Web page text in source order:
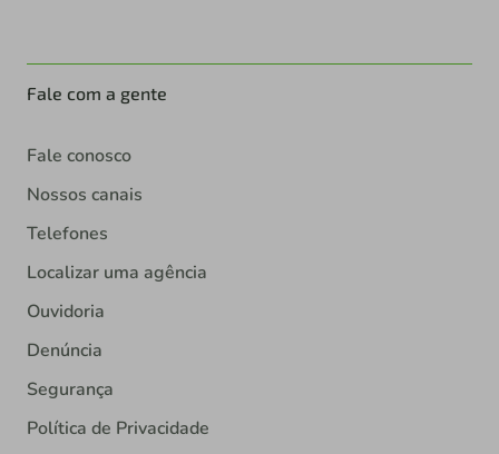
Fale com a gente
Fale conosco
Nossos canais
Telefones
Localizar uma agência
Ouvidoria
Denúncia
Segurança
Política de Privacidade